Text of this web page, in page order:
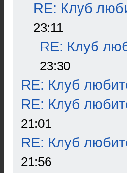
RE: Клуб
23:11
RE: Клуб
23:30
RE: Клуб
RE: Клуб
21:01
RE: Клуб
21:56